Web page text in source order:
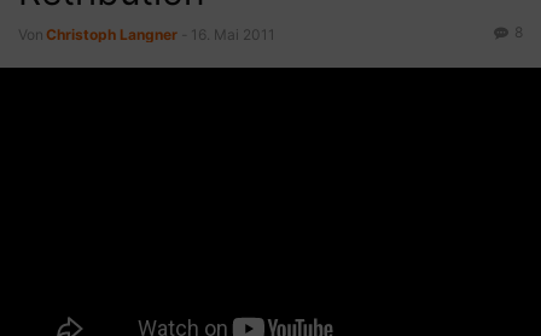
Von Christoph Langner 16. Mai 2011 8